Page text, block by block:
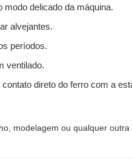
modo delicado da máquina.
alvejantes.
períodos.
ventilado.
direto do ferro com a
modelagem ou qualquer